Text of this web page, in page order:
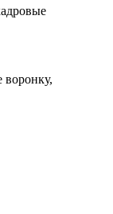
воронку,